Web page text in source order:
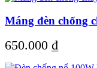
Máng đèn chống
650.000 ₫